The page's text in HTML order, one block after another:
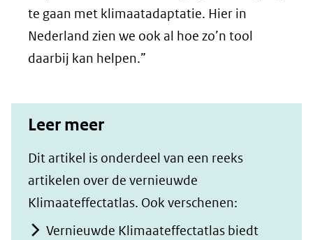
te gaan met klimaatadaptatie. Hier in
Nederland zien we ook al hoe zo’n tool
daarbij kan helpen.”
Leer meer
Dit artikel is onderdeel van een reeks
artikelen over de vernieuwde
Klimaateffectatlas. Ook verschenen:
Vernieuwde Klimaateffectatlas biedt